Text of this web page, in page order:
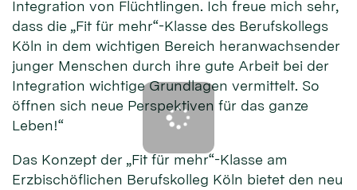
Integration von Flüchtlingen. Ich freue mich sehr,
dass die „Fit für mehr“-Klasse des Berufskollegs
Köln in dem wichtigen Bereich heranwachsender
junger Menschen durch ihre gute Arbeit bei der
Integration wichtige Grundlagen vermittelt. So
öffnen sich neue Perspektiven für das ganze
Leben!“
Das Konzept der „Fit für mehr“-Klasse am
Erzbischöflichen Berufskolleg Köln bietet den neu